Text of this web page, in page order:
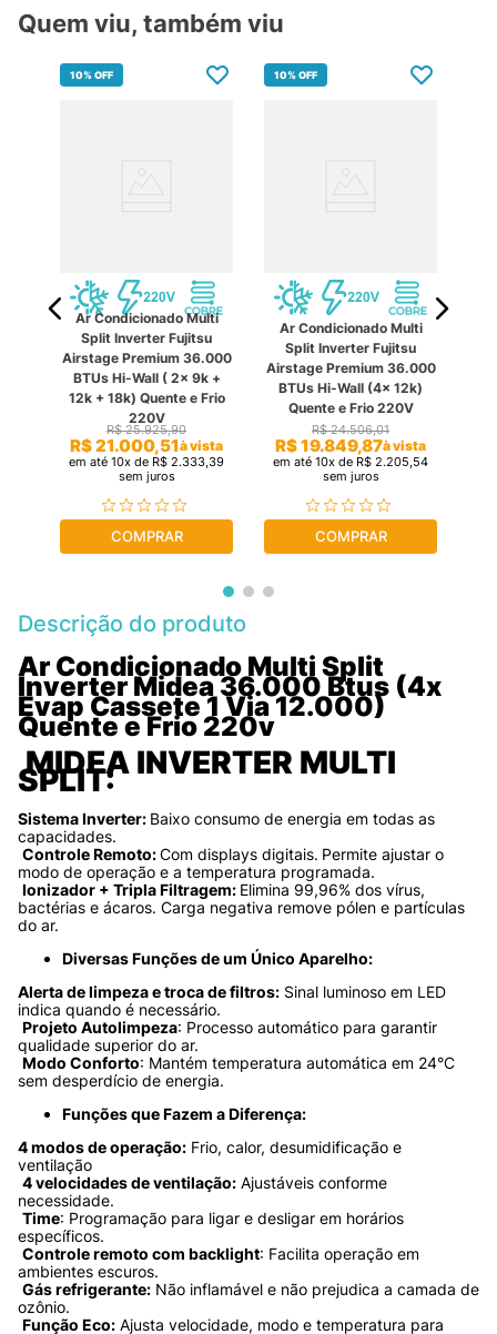
Quem viu, também viu
10%OFF
Ar Condicionado Multi
Split Inverter Fujitsu
Airstage Premium 36.000
BTUs Hi-Wall ( 2x 9k +
12k + 18k) Quente e Frio
220V
R$ 25.925,90
R$21.000,51à vista
em até 10x de R$ 2.333,39
sem juros
COMPRAR
10%OFF
Ar Condicionado Multi
Split Inverter Fujitsu
Airstage Premium 36.000
BTUs Hi-Wall (4x 12k)
Quente e Frio 220V
R$ 24.506,01
R$19.849,87à vista
em até 10x de R$ 2.205,54
sem juros
COMPRAR
Descrição do produto
Ar Condicionado Multi Split
Inverter Midea 36.000 Btus (4x
Evap Cassete 1 Via 12.000)
Quente e Frio 220v
MIDEA INVERTER MULTI
SPLIT:
Sistema Inverter: Baixo consumo de energia em todas as
capacidades.
Controle Remoto: Com displays digitais. Permite ajustar o
modo de operação e a temperatura programada.
Ionizador + Tripla Filtragem: Elimina 99,96% dos vírus,
bactérias e ácaros. Carga negativa remove pólen e partículas
do ar.
Diversas Funções de um Único Aparelho:
Alerta de limpeza e troca de filtros: Sinal luminoso em LED
indica quando é necessário.
Projeto Autolimpeza: Processo automático para garantir
qualidade superior do ar.
Modo Conforto: Mantém temperatura automática em 24°C
sem desperdício de energia.
Funções que Fazem a Diferença:
4 modos de operação: Frio, calor, desumidificação e
ventilação
4 velocidades de ventilação: Ajustáveis conforme
necessidade.
Time: Programação para ligar e desligar em horários
específicos.
Controle remoto com backlight: Facilita operação em
ambientes escuros.
Gás refrigerante: Não inflamável e não prejudica a camada de
ozônio.
Função Eco: Ajusta velocidade, modo e temperatura para